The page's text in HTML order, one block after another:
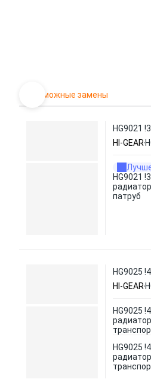
Возможные замены
HG9021
HI-GEAR
HG9021
патруб
HG9025
HI-GEAR
HG9025
HG9025